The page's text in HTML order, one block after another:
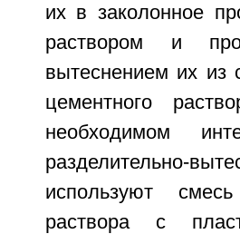
их в заколонное
раствором и
вытеснением их из
цементного
необходимом
разделительно-
используют смесь
раствора с